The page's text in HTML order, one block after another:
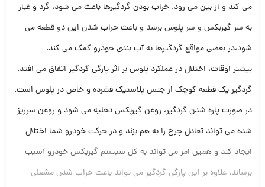
می کند و از بین می رود. خراب بودن گردگیرها باعث می شود، گرد و غبار
به سر گیربکس و سر پلوس برسد و باعث خراب شدن این دو قطعه می
شود،در بعضی مواقع گردگیرها به آب بندی خودرو کمک می کند.
بیشتر اوقات، اختلال در عملکرد پلوس بر اثر پارگی گردگیر اتفاق می افتد.
گردگیر یک قطعه کوچک از جنس پلاستیک فشرده و خاص در پلوس است.
در صورت پاره شدن گردگیر، روغن گیربکس تخلیه می شود و روغن سرریز
شده می تواند تعادل چرخ را به هم بزند و در حرکت خودرو شما اختلال
ایجاد کند و همین امر می تواند به کل سیستم گیریکس خودرو آسیب
برساند. علاوه بر این پارگی گردگیر می تواند باعث خراب شدن مشعلی